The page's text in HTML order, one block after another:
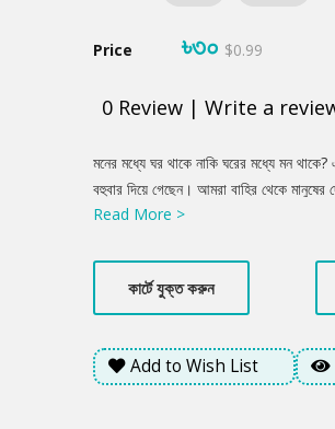
Price ৳৩০ $0.99
0 Review | Write a
Summery
মনের মধ্যে ঘর থাকে নাকি ঘরের মধ্যে মন
বহুবার দিয়ে গেছেন। আমরা বাহির থেকে মানুষের
খাঁচার ভেতর খাঁজেখাঁজে যে আরো খাঁচা থাকে তা
খাঁচায় কে থাকে। দুপুর রাতে আজাদকে যখন স্ত্রীর
সে তার পোষা পাখিটাকে শিস দেয়! আরেকটা
নিঃশব্দে ঢুকে পড়ে আজাদের খাঁচায়- তা আজাদ
শব্দের জাল এডিয়ে খুব সাবলীল ভাষায় মানব
হয়েছে এই উপন্যাসে।
Read More >
কার্টে যুক্ত করুন
Add to Wish List